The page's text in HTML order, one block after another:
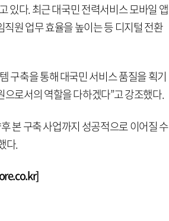
있다. 최근 대국민 전력서비스 모바일 앱
직원 업무 효율을 높이는 등 디지털 전환
구축을 통해 대국민 서비스 품질을 획기
로서의 역할을 다하겠다”고 강조했다.
본 구축 사업까지 성공적으로 이어질 수
다.